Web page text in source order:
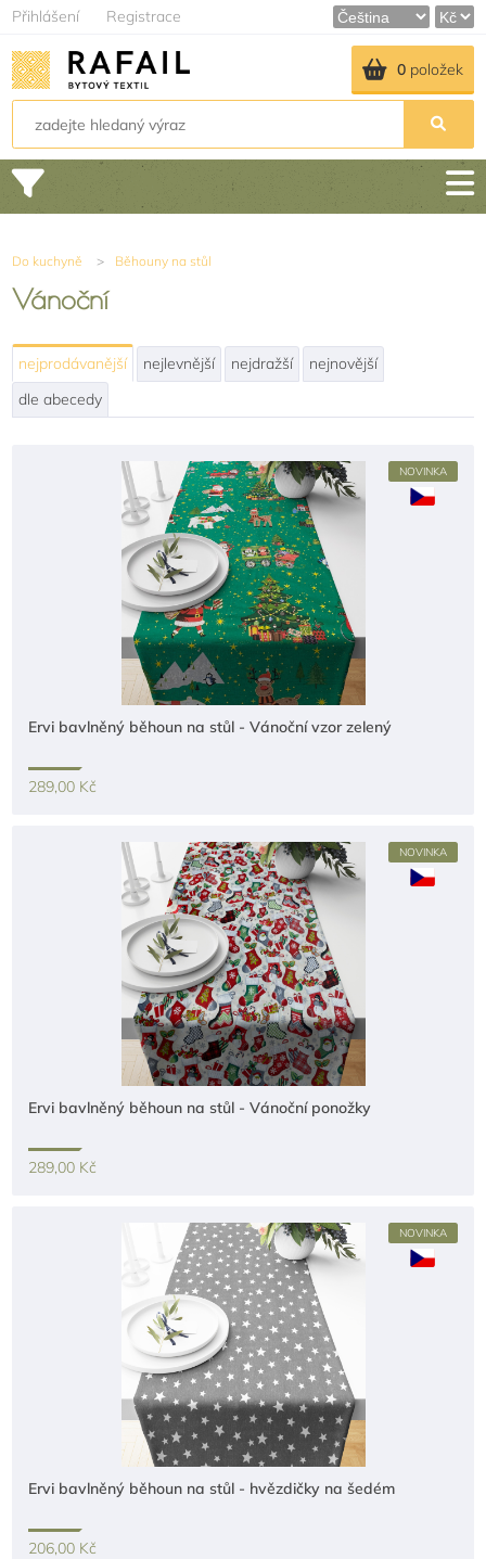
Přihlášení Registrace
0položek
Do kuchyně > Běhouny na stůl
Vánoční
nejprodávanější nejlevnější nejdražší
nejnovější
dle abecedy
NOVINKA
Ervi bavlněný běhoun na stůl - Vánoční vzor zelený
289,00 Kč
NOVINKA
Ervi bavlněný běhoun na stůl - Vánoční ponožky
289,00 Kč
NOVINKA
Ervi bavlněný běhoun na stůl - hvězdičky na šedém
206,00 Kč